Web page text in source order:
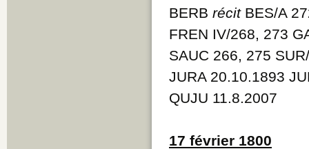
BERB récit BES/A
FREN IV/268, 273
SAUC 266, 275
JURA 20.10.1893
QUJU 11.8.2007
17 février 1800